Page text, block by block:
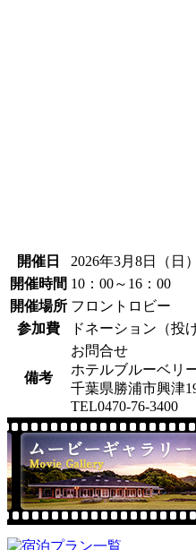
開催日
2026年3月8日（日）
開催時間 10：00～16：00
開催場所 フロントロビー
参加費
ドネーション（投
備考
お問合せ
ホテルブルーベリ
千葉県勝浦市興津
TEL0470-76-3400